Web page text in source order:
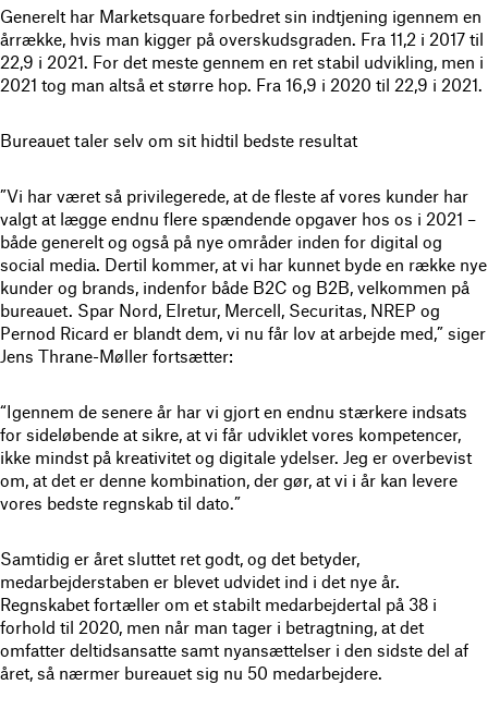
Generelt har Marketsquare forbedret sin indtjening igennem en
årrække, hvis man kigger på overskudsgraden. Fra 11,2 i 2017 til
22,9 i 2021. For det meste gennem en ret stabil udvikling, men i
2021 tog man altså et større hop. Fra 16,9 i 2020 til 22,9 i 2021.
Bureauet taler selv om sit hidtil bedste resultat
”Vi har været så privilegerede, at de fleste af vores kunder har
valgt at lægge endnu flere spændende opgaver hos os i 2021 –
både generelt og også på nye områder inden for digital og
social media. Dertil kommer, at vi har kunnet byde en række nye
kunder og brands, indenfor både B2C og B2B, velkommen på
bureauet. Spar Nord, Elretur, Mercell, Securitas, NREP og
Pernod Ricard er blandt dem, vi nu får lov at arbejde med,” siger
Jens Thrane-Møller fortsætter:
“Igennem de senere år har vi gjort en endnu stærkere indsats
for sideløbende at sikre, at vi får udviklet vores kompetencer,
ikke mindst på kreativitet og digitale ydelser. Jeg er overbevist
om, at det er denne kombination, der gør, at vi i år kan levere
vores bedste regnskab til dato.”
Samtidig er året sluttet ret godt, og det betyder,
medarbejderstaben er blevet udvidet ind i det nye år.
Regnskabet fortæller om et stabilt medarbejdertal på 38 i
forhold til 2020, men når man tager i betragtning, at det
omfatter deltidsansatte samt nyansættelser i den sidste del af
året, så nærmer bureauet sig nu 50 medarbejdere.